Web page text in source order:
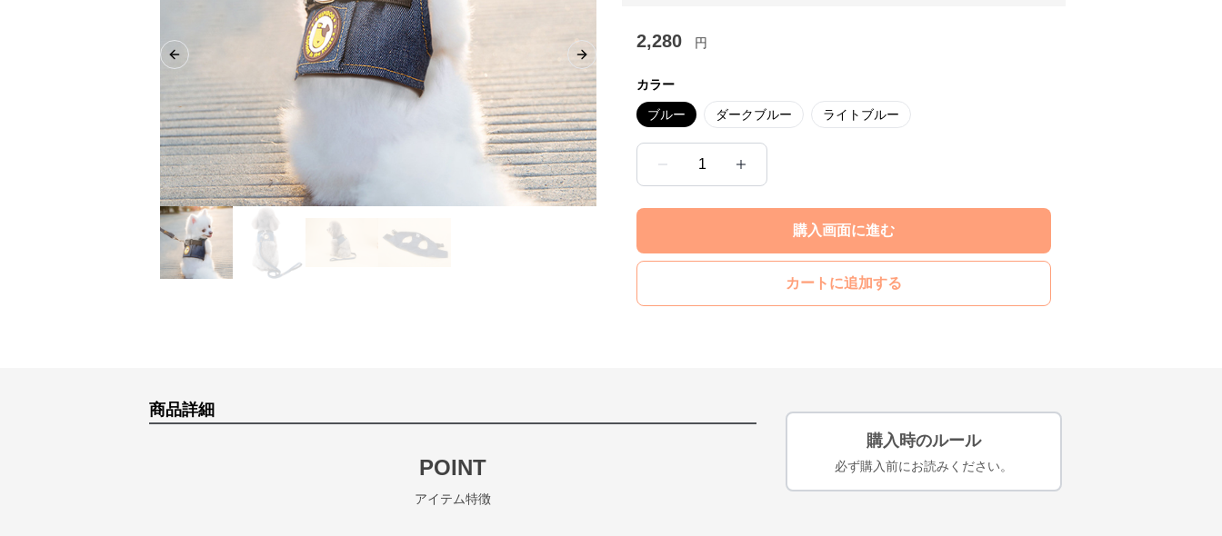
Previous slide Next slide
2,280 円
カラー
ブルー ダークブルー ライトブルー
1
購入画面に進む
カートに追加する
商品詳細
POINT
アイテム特徴
購入時のルール
必ず購入前にお読みください。